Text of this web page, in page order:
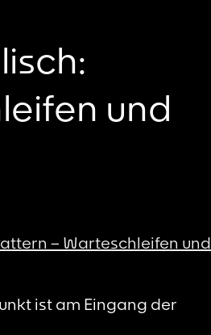
und
– Warteschleifen und
ist am Eingang der